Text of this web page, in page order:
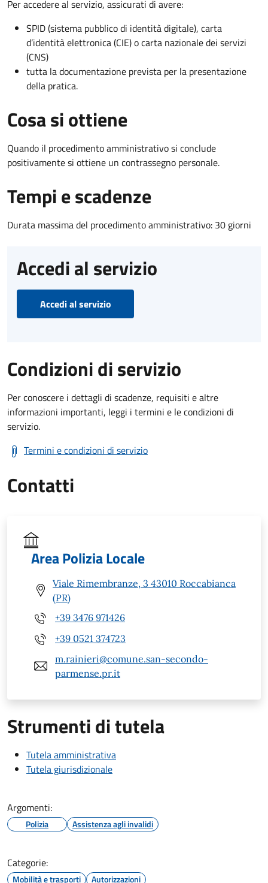
Per accedere al servizio, assicurati di avere:
SPID (sistema pubblico di identità digitale), carta
d’identità elettronica (CIE) o carta nazionale dei servizi
(CNS)
tutta la documentazione prevista per la presentazione
della pratica.
Cosa si ottiene
Quando il procedimento amministrativo si conclude
positivamente si ottiene un contrassegno personale.
Tempi e scadenze
Durata massima del procedimento amministrativo: 30 giorni
Accedi al servizio
Accedi al servizio
Condizioni di servizio
Per conoscere i dettagli di scadenze, requisiti e altre
informazioni importanti, leggi i termini e le condizioni di
servizio.
Termini e condizioni di servizio
Contatti
Area Polizia Locale
Viale Rimembranze, 3 43010 Roccabianca
(PR)
+39 3476 971426
+39 0521 374723
m.rainieri@comune.san-secondo-
parmense.pr.it
Strumenti di tutela
Tutela amministrativa
Tutela giurisdizionale
Argomenti:
Polizia Assistenza agli invalidi
Categorie:
Mobilità e trasporti
Autorizzazioni